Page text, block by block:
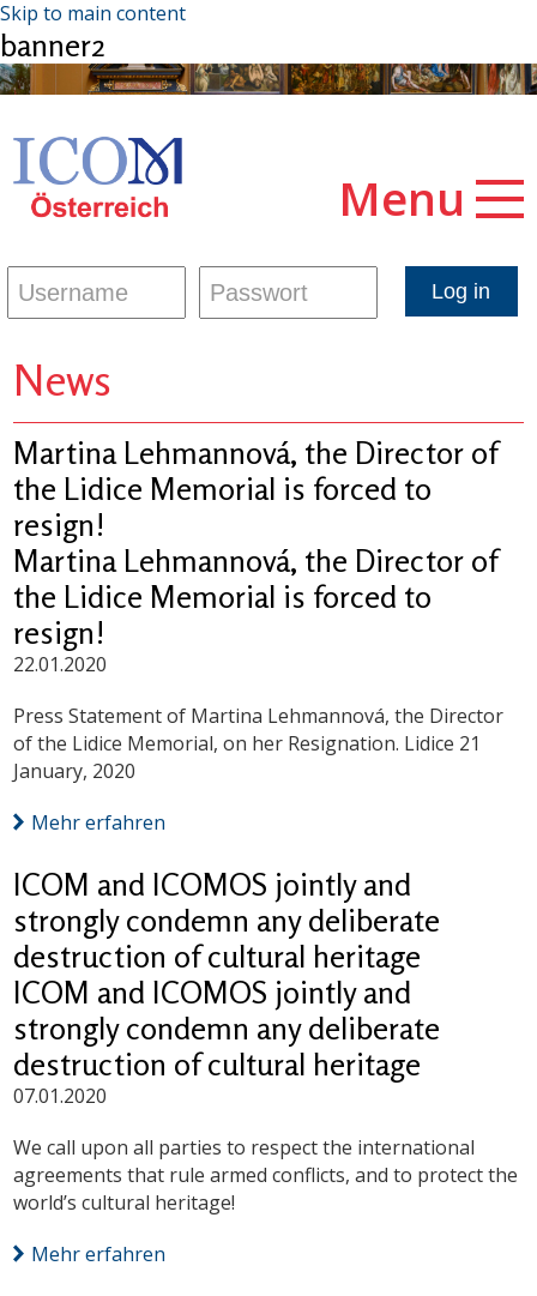
Skip to main content
banner2
Menu
News
Martina Lehmannová, the Director of
the Lidice Memorial is forced to
resign!
Martina Lehmannová, the Director of
the Lidice Memorial is forced to
resign!
22.01.2020
Press Statement of Martina Lehmannová, the Director
of the Lidice Memorial, on her Resignation. Lidice 21
January, 2020
Mehr erfahren
ICOM and ICOMOS jointly and
strongly condemn any deliberate
destruction of cultural heritage
ICOM and ICOMOS jointly and
strongly condemn any deliberate
destruction of cultural heritage
07.01.2020
We call upon all parties to respect the international
agreements that rule armed conflicts, and to protect the
world’s cultural heritage!
Mehr erfahren